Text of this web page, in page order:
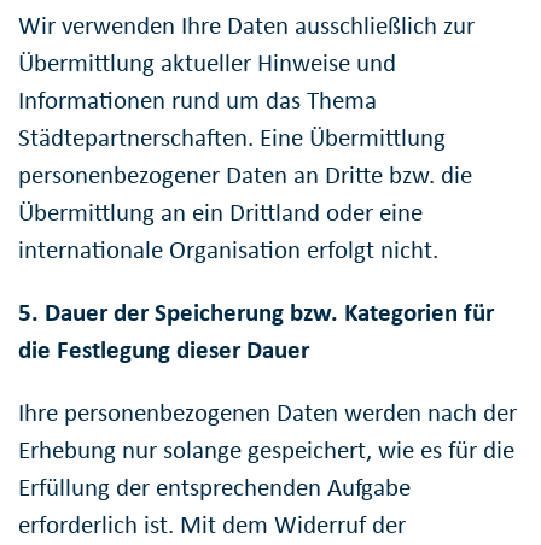
Wir verwenden Ihre Daten ausschließlich zur
Übermittlung aktueller Hinweise und
Informationen rund um das Thema
Städtepartnerschaften. Eine Übermittlung
personenbezogener Daten an Dritte bzw. die
Übermittlung an ein Drittland oder eine
internationale Organisation erfolgt nicht.
5. Dauer der Speicherung bzw. Kategorien für
die Festlegung dieser Dauer
Ihre personenbezogenen Daten werden nach der
Erhebung nur solange gespeichert, wie es für die
Erfüllung der entsprechenden Aufgabe
erforderlich ist. Mit dem Widerruf der